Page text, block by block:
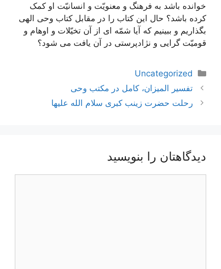
خوانده باشد به فرهنگ و معنویّت و انسانیّت او کمک
کرده باشد؟ حال این کتاب را در مقابل کتاب وحی الهی
بگذاریم و ببینیم که آیا شمّه ای از آن تخیّلات و اوهام و
قومیّت گرایی و نژادپرستی در آن یافت می شود؟
دسته‌ها
Uncategorized
ناوبری
نوشته‌ها
تفسیر المیزان، کامل در مکتب وحی
رحلت حضرت زینب کبری سلام الله علیها
دیدگاهتان را بنویسید